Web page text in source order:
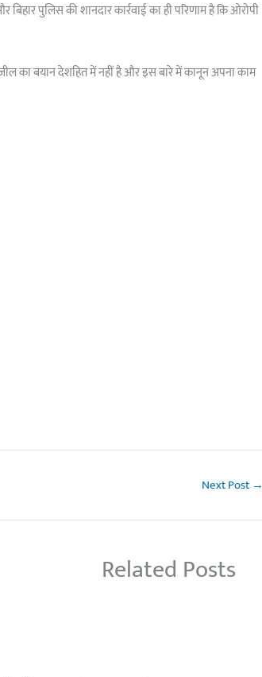
पुलिस की शानदार कार्रवाई का ही परिणाम है कि ओरोपी
का बयान देशहित में नहीं है और इस बारे में कानून अपना काम
Next Post →
Related Posts